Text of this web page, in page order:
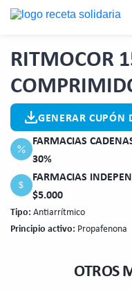
RITMOCOR
GENERAR CUPÓN
FARMACIAS
30%
$
FARMACIAS
$5.000
Tipo: Antiarrítmico
Principio activo: Propafenona
OTROS